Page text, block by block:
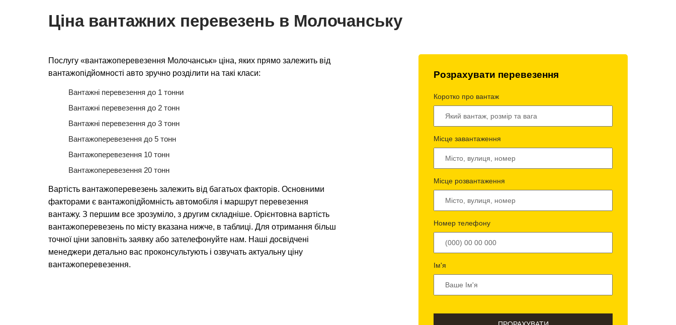
Ціна вантажних перевезень в Молочанську
Послугу «вантажоперевезення Молочанськ» ціна, яких прямо залежить від
вантажопідйомності авто зручно розділити на такі класи:
Вантажні перевезення до 1 тонни
Вантажні перевезення до 2 тонн
Вантажні перевезення до 3 тонн
Вантажоперевезення до 5 тонн
Вантажоперевезення 10 тонн
Вантажоперевезення 20 тонн
Вартість вантажоперевезень залежить від багатьох факторів. Основними
факторами є вантажопідйомність автомобіля і маршрут перевезення
вантажу. З першим все зрозуміло, з другим складніше. Орієнтовна вартість
вантажоперевезень по місту вказана нижче, в таблиці. Для отримання більш
точної ціни заповніть заявку або зателефонуйте нам. Наші досвідчені
менеджери детально вас проконсультують і озвучать актуальну ціну
вантажоперевезення.
Розрахувати перевезення
Коротко про вантаж
Місце завантаження
Місце розвантаження
Номер телефону
Ім'я